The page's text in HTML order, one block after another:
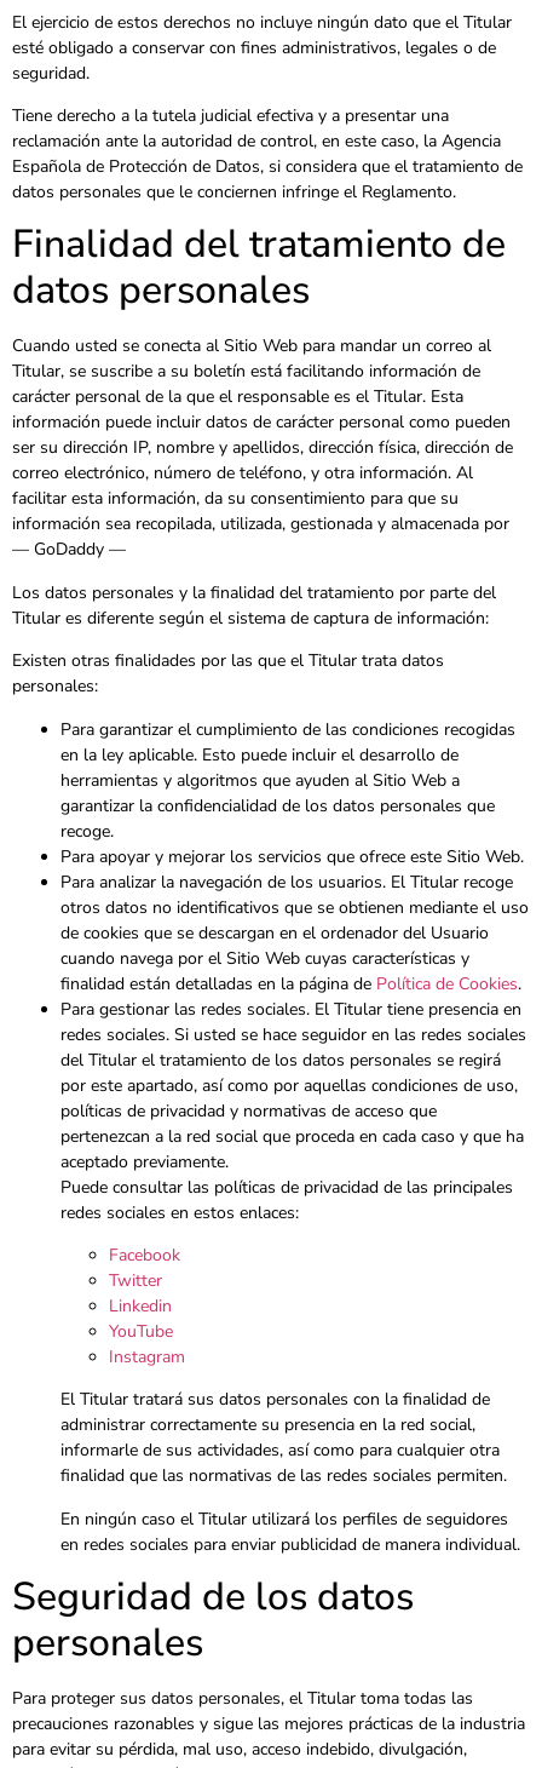
El ejercicio de estos derechos no incluye ningún dato que el Titular
esté obligado a conservar con fines administrativos, legales o de
seguridad.
Tiene derecho a la tutela judicial efectiva y a presentar una
reclamación ante la autoridad de control, en este caso, la Agencia
Española de Protección de Datos, si considera que el tratamiento de
datos personales que le conciernen infringe el Reglamento.
Finalidad del tratamiento de
datos personales
Cuando usted se conecta al Sitio Web para mandar un correo al
Titular, se suscribe a su boletín está facilitando información de
carácter personal de la que el responsable es el Titular. Esta
información puede incluir datos de carácter personal como pueden
ser su dirección IP, nombre y apellidos, dirección física, dirección de
correo electrónico, número de teléfono, y otra información. Al
facilitar esta información, da su consentimiento para que su
información sea recopilada, utilizada, gestionada y almacenada por
— GoDaddy —
Los datos personales y la finalidad del tratamiento por parte del
Titular es diferente según el sistema de captura de información:
Existen otras finalidades por las que el Titular trata datos
personales:
Para garantizar el cumplimiento de las condiciones recogidas
en la ley aplicable. Esto puede incluir el desarrollo de
herramientas y algoritmos que ayuden al Sitio Web a
garantizar la confidencialidad de los datos personales que
recoge.
Para apoyar y mejorar los servicios que ofrece este Sitio Web.
Para analizar la navegación de los usuarios. El Titular recoge
otros datos no identificativos que se obtienen mediante el uso
de cookies que se descargan en el ordenador del Usuario
cuando navega por el Sitio Web cuyas características y
finalidad están detalladas en la página de Política de Cookies.
Para gestionar las redes sociales. El Titular tiene presencia en
redes sociales. Si usted se hace seguidor en las redes sociales
del Titular el tratamiento de los datos personales se regirá
por este apartado, así como por aquellas condiciones de uso,
políticas de privacidad y normativas de acceso que
pertenezcan a la red social que proceda en cada caso y que ha
aceptado previamente.
Puede consultar las políticas de privacidad de las principales
redes sociales en estos enlaces:
Facebook
Twitter
Linkedin
YouTube
Instagram
El Titular tratará sus datos personales con la finalidad de
administrar correctamente su presencia en la red social,
informarle de sus actividades, así como para cualquier otra
finalidad que las normativas de las redes sociales permiten.
En ningún caso el Titular utilizará los perfiles de seguidores
en redes sociales para enviar publicidad de manera individual.
Seguridad de los datos
personales
Para proteger sus datos personales, el Titular toma todas las
precauciones razonables y sigue las mejores prácticas de la industria
para evitar su pérdida, mal uso, acceso indebido, divulgación,